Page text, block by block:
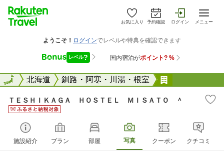
お気に入り 予約確認 ログイン メニュー
全国北海道 釧路・阿寒・川湯・根室
全国
ＴＥＳＨＩＫＡＧＡ ＨＯＳＴＥＬ ＭＩＳＡＴＯ ＾
施設紹介 プラン 部屋 写真 クーポン クチコミ